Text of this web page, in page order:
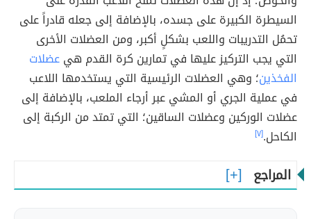
السيطرة الكبيرة على جسده، بالإضافة إلى جعله قادراً على
تحمُل التدريبات واللعب بشكلٍ أكبر، ومن العضلات الأخرى
التي يجب التركيز عليها في تمارين كرة القدم هيعضلات
الفخذين؛ وهي العضلات الرئيسية التي يستخدمها اللاعب
في عملية الجري أو المشي عبر أرجاء الملعب، بالإضافة إلى
عضلات الوركين وعضلات الساقين؛ التي تمتد من الركبة إلى
الكاحل.[٧]
المراجع